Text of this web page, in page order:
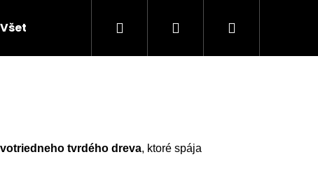
Všetky produkty Doplnky do domácností
Hľadať PrihlásenieNákupný
tvrdého dreva, ktoré spája